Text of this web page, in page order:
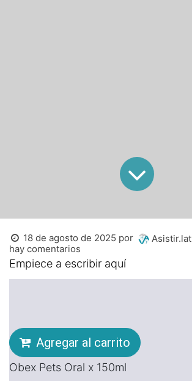
18 de agosto de 2025 por Asistir.lat
hay comentarios
Empiece a escribir aquí
Agregar al carrito
Obex Pets Oral x 150ml